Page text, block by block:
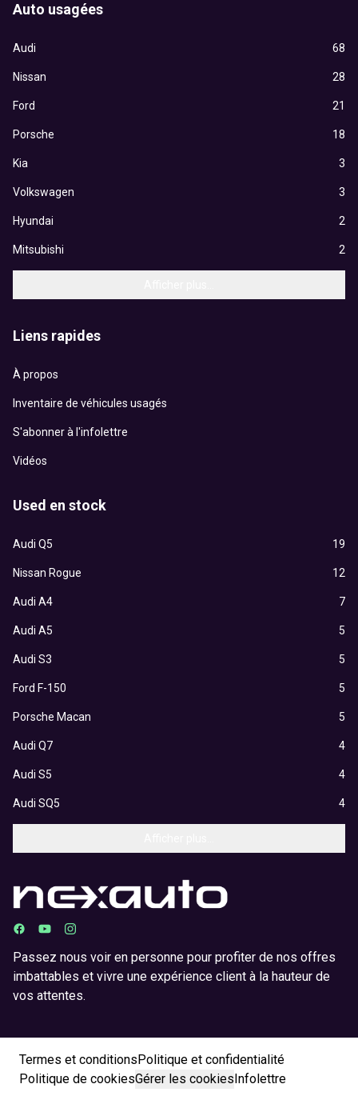
Auto usagées
Audi 68
Nissan 28
Ford 21
Porsche 18
Kia 3
Volkswagen 3
Hyundai 2
Mitsubishi 2
Liens rapides
À propos
Inventaire de véhicules usagés
S'abonner à l'infolettre
Vidéos
Used en stock
Audi Q5 19
Nissan Rogue 12
Audi A4 7
Audi A5 5
Audi S3 5
Ford F-150 5
Porsche Macan 5
Audi Q7 4
Audi S5 4
Audi SQ5 4
Passez nous voir en personne pour profiter de nos offres
imbattables et vivre une expérience client à la hauteur de
vos attentes.
Termes et conditionsPolitique et confidentialité
Politique de cookiesGérer les cookiesInfolettre